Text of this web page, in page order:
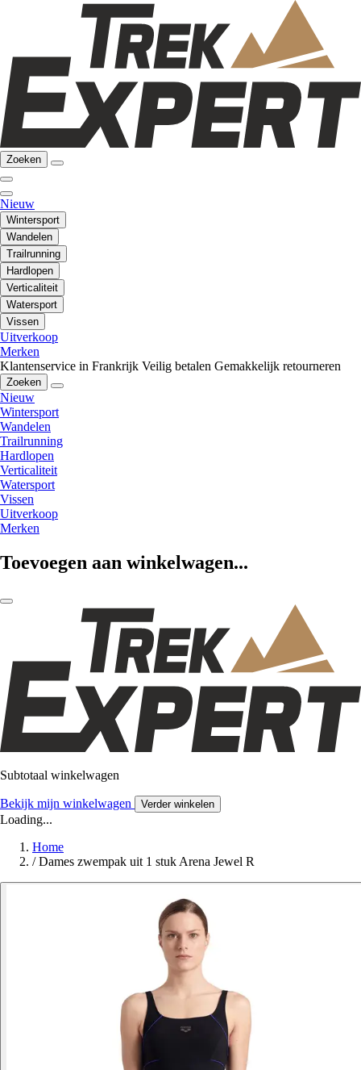
Zoeken
Nieuw
Wintersport
Wandelen
Trailrunning
Hardlopen
Verticaliteit
Watersport
Vissen
Uitverkoop
Merken
Klantenservice in Frankrijk Veilig betalen Gemakkelijk retourneren
Zoeken
Nieuw
Wintersport
Wandelen
Trailrunning
Hardlopen
Verticaliteit
Watersport
Vissen
Uitverkoop
Merken
Toevoegen aan winkelwagen...
Subtotaal winkelwagen
Bekijk mijn winkelwagen Verder winkelen
Loading...
Home
/ Dames zwempak uit 1 stuk Arena Jewel R